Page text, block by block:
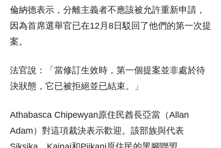
倫納德表示，分離主義者不應該被允許重新申請，
因為首席選舉官已在12月8日駁回了他們的第一次提
案。
法官說：「當修訂生效時，第一個提案並非處於待
決狀態，它已被拒絕並已結束。」
Athabasca Chipewyan原住民酋長亞當（Allan
Adam）對這項裁決表示歡迎。該部族與代表